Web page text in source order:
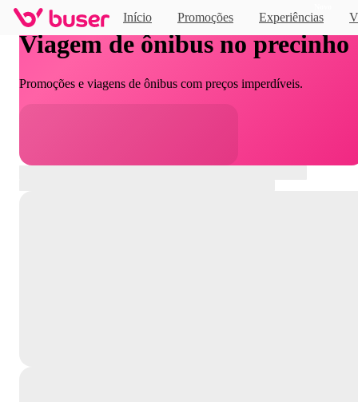
Início Promoções Experiências
Viagem de ônibus no precinho
Promoções e viagens de ônibus com preços imperdíveis.